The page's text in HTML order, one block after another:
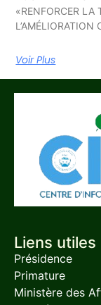
«RENFORCER LA
Voir Plus
Liens utiles
Présidence
Primature
Ministère des